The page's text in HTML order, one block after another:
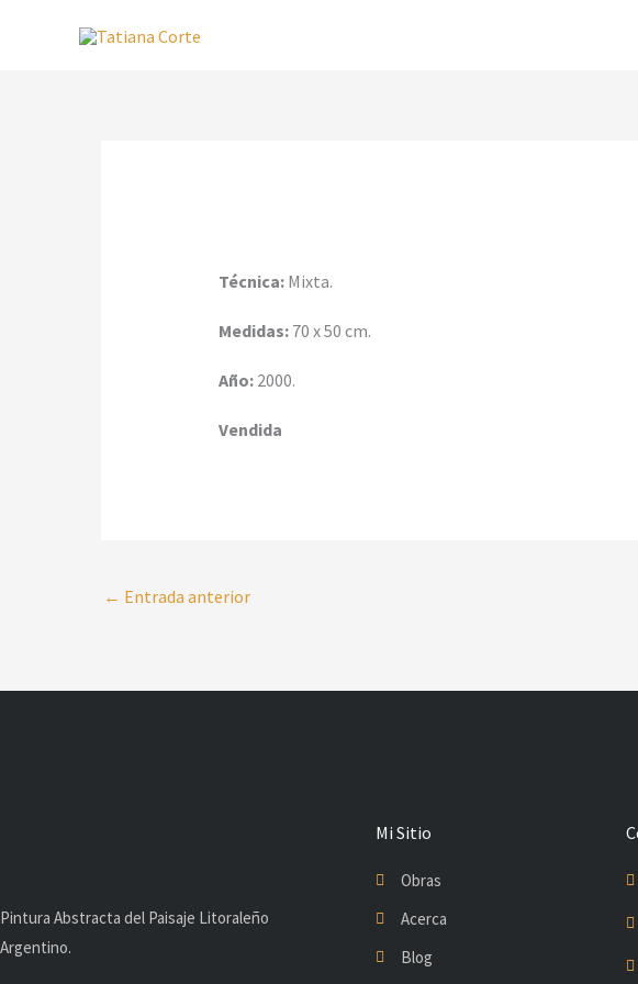
Técnica:Mixta.
Medidas:70 x 50 cm.
Año:2000.
Vendida
← Entrada anterior
Pintura Abstracta del Paisaje Litoraleño
Argentino.
Mi Sitio
Obras
Acerca
Blog